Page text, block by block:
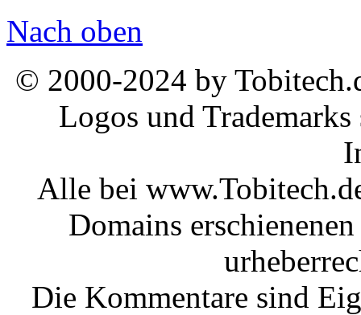
Nach oben
© 2000-2024 by
Logos und
Alle bei
Domains
Die Kommentare sind